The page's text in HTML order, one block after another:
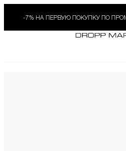
-7% НА ПЕРВУЮ ПОКУПКУ ПО